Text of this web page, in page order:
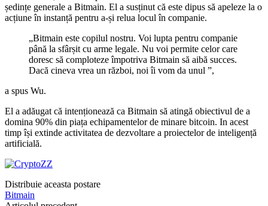
ședințe generale a Bitmain. El a susținut că este dipus să apeleze la o
acțiune în instanță pentru a-și relua locul în companie.
„Bitmain este copilul nostru. Voi lupta pentru companie
până la sfârșit cu arme legale. Nu voi permite celor care
doresc să comploteze împotriva Bitmain să aibă succes.
Dacă cineva vrea un război, noi îi vom da unul ”,
a spus Wu.
El a adăugat că intenționează ca Bitmain să atingă obiectivul de a
domina 90% din piața echipamentelor de minare bitcoin. In acest
timp își extinde activitatea de dezvoltare a proiectelor de inteligență
artificială.
Distribuie aceasta postare
Bitmain